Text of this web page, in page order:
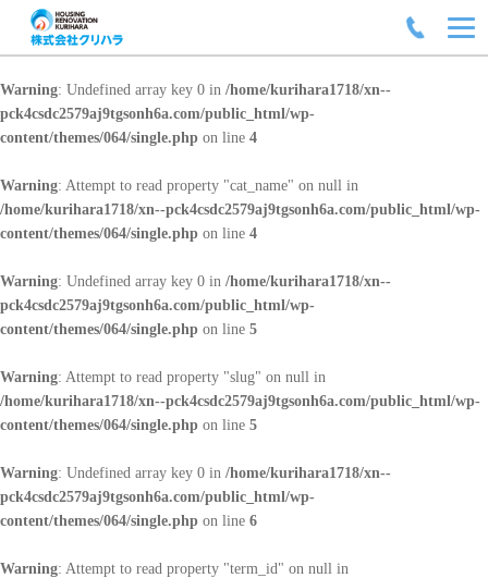
Warning: Undefined array key 0 in /home/kurihara1718/xn--
pck4csdc2579aj9tgsonh6a.com/public_html/wp-
content/themes/064/single.php on line 4
Warning: Attempt to read property "cat_name" on null in
/home/kurihara1718/xn--pck4csdc2579aj9tgsonh6a.com/public_html/wp-
content/themes/064/single.php on line 4
Warning: Undefined array key 0 in /home/kurihara1718/xn--
pck4csdc2579aj9tgsonh6a.com/public_html/wp-
content/themes/064/single.php on line 5
Warning: Attempt to read property "slug" on null in
/home/kurihara1718/xn--pck4csdc2579aj9tgsonh6a.com/public_html/wp-
content/themes/064/single.php on line 5
Warning: Undefined array key 0 in /home/kurihara1718/xn--
pck4csdc2579aj9tgsonh6a.com/public_html/wp-
content/themes/064/single.php on line 6
Warning: Attempt to read property "term_id" on null in